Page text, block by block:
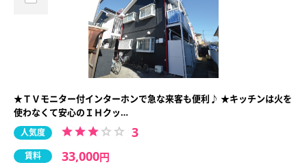
★ＴＶモニター付インターホンで急な来客も便利♪ ★キッチンは火を
使わなくて安心のＩＨクッ…
人気度 3
賃料 33,000円